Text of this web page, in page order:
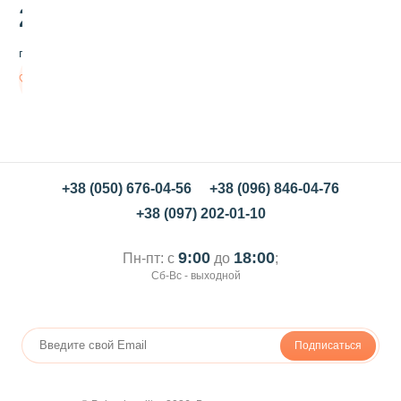
а
т
р
п
а
с
27
грн/шт
+38 (050) 676-04-56
+38 (096) 846-04-76
+38 (097) 202-01-10
Пн-пт: с 9:00 до 18:00;
Сб-Вс - выходной
Подписаться